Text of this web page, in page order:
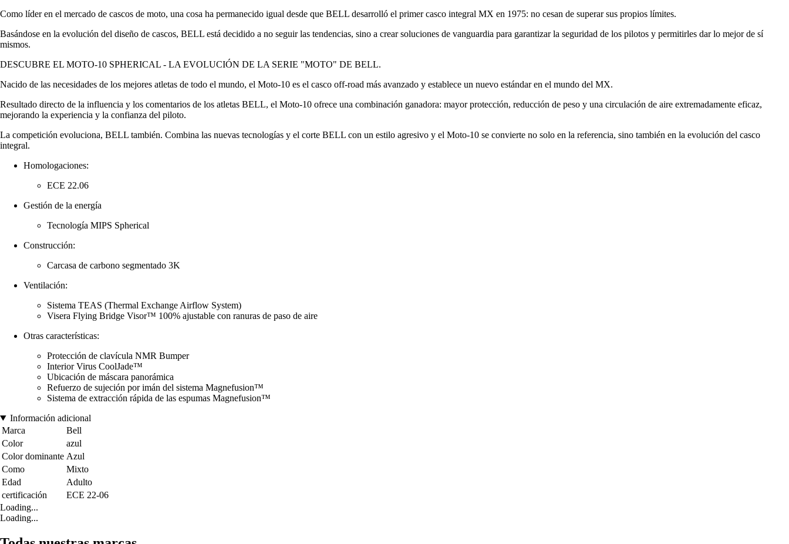
Como líder en el mercado de cascos de moto, una cosa ha permanecido igual desde que BELL desarrolló el primer casco integral MX en 1975: no cesan de superar sus propios límites.
Basándose en la evolución del diseño de cascos, BELL está decidido a no seguir las tendencias, sino a crear soluciones de vanguardia para garantizar la seguridad de los pilotos y permitirles dar lo mejor de sí
mismos.
DESCUBRE EL MOTO-10 SPHERICAL - LA EVOLUCIÓN DE LA SERIE "MOTO" DE BELL.
Nacido de las necesidades de los mejores atletas de todo el mundo, el Moto-10 es el casco off-road más avanzado y establece un nuevo estándar en el mundo del MX.
Resultado directo de la influencia y los comentarios de los atletas BELL, el Moto-10 ofrece una combinación ganadora: mayor protección, reducción de peso y una circulación de aire extremadamente eficaz,
mejorando la experiencia y la confianza del piloto.
La competición evoluciona, BELL también. Combina las nuevas tecnologías y el corte BELL con un estilo agresivo y el Moto-10 se convierte no solo en la referencia, sino también en la evolución del casco
integral.
Homologaciones:
ECE 22.06
Gestión de la energía
Tecnología MIPS Spherical
Construcción:
Carcasa de carbono segmentado 3K
Ventilación:
Sistema TEAS (Thermal Exchange Airflow System)
Visera Flying Bridge Visor™ 100% ajustable con ranuras de paso de aire
Otras características:
Protección de clavícula NMR Bumper
Interior Virus CoolJade™
Ubicación de máscara panorámica
Refuerzo de sujeción por imán del sistema Magnefusion™
Sistema de extracción rápida de las espumas Magnefusion™
Información adicional
Marca
Bell
Color
azul
Color dominante Azul
Como
Mixto
Edad
Adulto
certificación
ECE 22-06
Loading...
Loading...